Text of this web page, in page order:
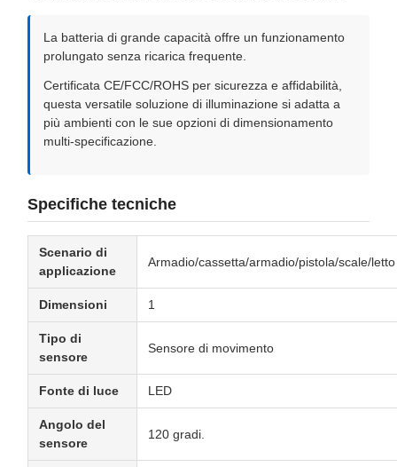
La batteria di grande capacità offre un funzionamento
prolungato senza ricarica frequente.
Certificata CE/FCC/ROHS per sicurezza e affidabilità,
questa versatile soluzione di illuminazione si adatta a
più ambienti con le sue opzioni di dimensionamento
multi-specificazione.
Specifiche tecniche
Scenario di
applicazione
Armadio/cassetta/armadio/pistola/scale/letto
Dimensioni 1
Tipo di
sensore
Sensore di movimento
Fonte di luce LED
Angolo del
sensore
120 gradi.